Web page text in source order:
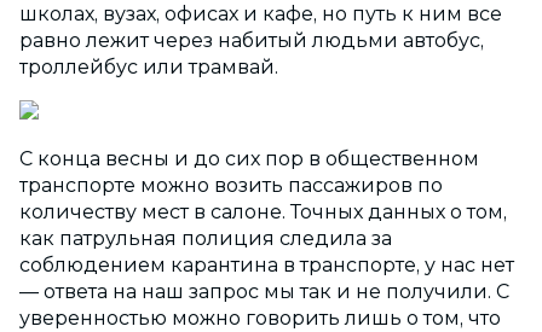
школах, вузах, офисах и кафе, но путь к ним все
равно лежит через набитый людьми автобус,
троллейбус или трамвай.
С конца весны и до сих пор в общественном
транспорте можно возить пассажиров по
количеству мест в салоне. Точных данных о том,
как патрульная полиция следила за
соблюдением карантина в транспорте, у нас нет
— ответа на наш запрос мы так и не получили. С
уверенностью можно говорить лишь о том, что